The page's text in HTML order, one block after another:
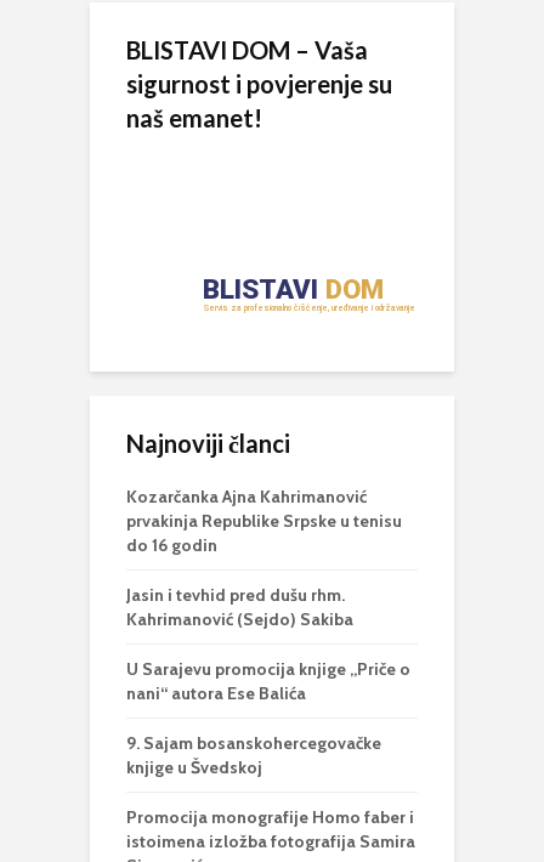
BLISTAVI DOM – Vaša
sigurnost i povjerenje su
naš emanet!
Najnoviji članci
Kozarčanka Ajna Kahrimanović
prvakinja Republike Srpske u tenisu
do 16 godin
Jasin i tevhid pred dušu rhm.
Kahrimanović (Sejdo) Sakiba
U Sarajevu promocija knjige „Priče o
nani“ autora Ese Balića
9. Sajam bosanskohercegovačke
knjige u Švedskoj
Promocija monografije Homo faber i
istoimena izložba fotografija Samira